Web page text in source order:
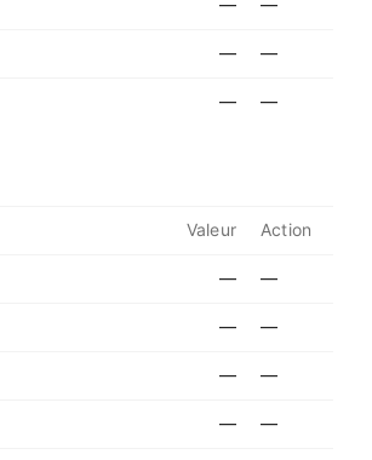
— —
— —
— —
Valeur Action
— —
— —
— —
— —